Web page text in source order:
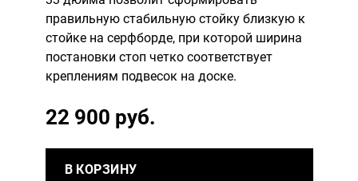
правильную стабильную стойку близкую к
стойке на серфборде, при которой ширина
постановки стоп четко соответствует
креплениям подвесок на доске.
22 900 руб.
В КОРЗИНУ